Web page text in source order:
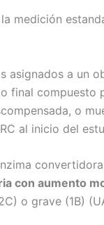
medición
asignados a un
final
o
al inicio del
con aumento
o grave (1B)